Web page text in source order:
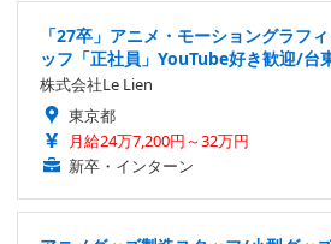
「27卒」アニメ・モーショングラフ
ッフ「正社員」YouTube好き歓迎/台
株式会社Le Lien
東京都
月給24万7,200円～32万円
新卒・インターン